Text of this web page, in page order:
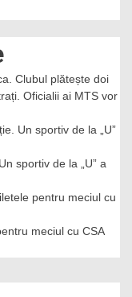
Clubul plătește doi
Oficialii ai MTS vor
Un sportiv de la „U”
sportiv de la „U” a
pentru meciul cu
meciul cu CSA